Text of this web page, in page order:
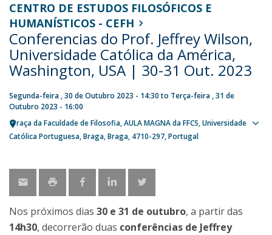
CENTRO DE ESTUDOS FILOSÓFICOS E
HUMANÍSTICOS - CEFH
Conferencias do Prof. Jeffrey Wilson,
Universidade Católica da América,
Washington, USA | 30-31 Out. 2023
Segunda-feira , 30 de Outubro 2023 - 14:30to Terça-feira , 31 de
Outubro 2023 - 16:00
Praça da Faculdade de Filosofia AULA MAGNA da FFCS, Universidade
Católica Portuguesa Braga Braga 4710-297 Portugal
Nos próximos dias 30 e 31 de outubro, a partir das
14h30, decorrerão duas conferências de Jeffrey